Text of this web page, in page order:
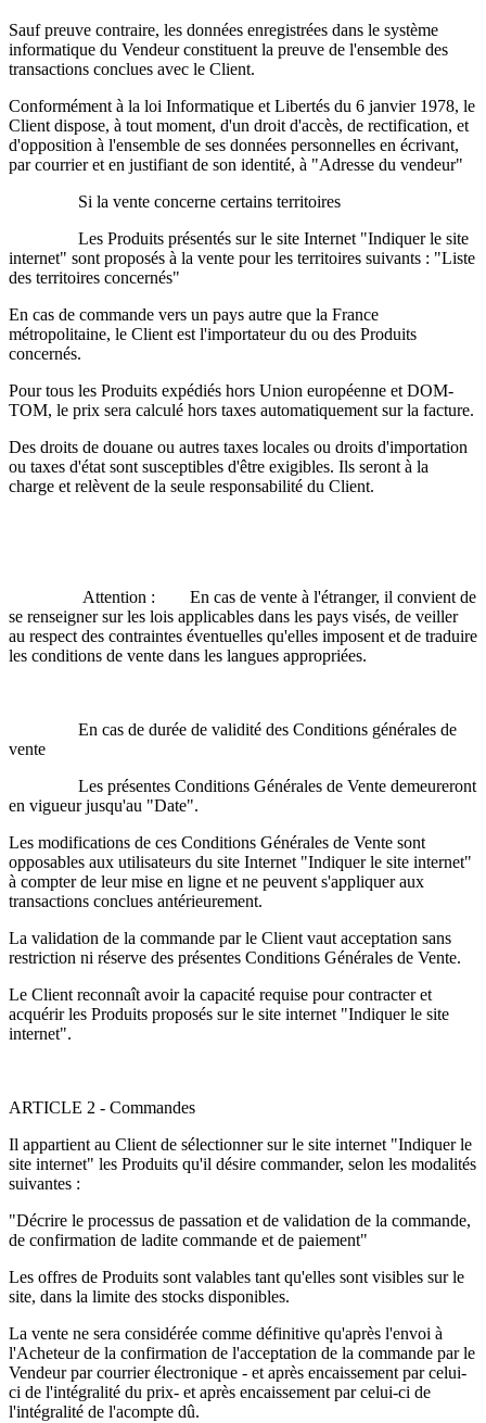
Sauf preuve contraire, les données enregistrées dans le système
informatique du Vendeur constituent la preuve de l'ensemble des
transactions conclues avec le Client.
Conformément à la loi Informatique et Libertés du 6 janvier 1978, le
Client dispose, à tout moment, d'un droit d'accès, de rectification, et
d'opposition à l'ensemble de ses données personnelles en écrivant,
par courrier et en justifiant de son identité, à "Adresse du vendeur"
Si la vente concerne certains territoires
Les Produits présentés sur le site Internet "Indiquer le site
internet" sont proposés à la vente pour les territoires suivants : "Liste
des territoires concernés"
En cas de commande vers un pays autre que la France
métropolitaine, le Client est l'importateur du ou des Produits
concernés.
Pour tous les Produits expédiés hors Union européenne et DOM-
TOM, le prix sera calculé hors taxes automatiquement sur la facture.
Des droits de douane ou autres taxes locales ou droits d'importation
ou taxes d'état sont susceptibles d'être exigibles. Ils seront à la
charge et relèvent de la seule responsabilité du Client.
Attention : En cas de vente à l'étranger, il convient de
se renseigner sur les lois applicables dans les pays visés, de veiller
au respect des contraintes éventuelles qu'elles imposent et de traduire
les conditions de vente dans les langues appropriées.
En cas de durée de validité des Conditions générales de
vente
Les présentes Conditions Générales de Vente demeureront
en vigueur jusqu'au "Date".
Les modifications de ces Conditions Générales de Vente sont
opposables aux utilisateurs du site Internet "Indiquer le site internet"
à compter de leur mise en ligne et ne peuvent s'appliquer aux
transactions conclues antérieurement.
La validation de la commande par le Client vaut acceptation sans
restriction ni réserve des présentes Conditions Générales de Vente.
Le Client reconnaît avoir la capacité requise pour contracter et
acquérir les Produits proposés sur le site internet "Indiquer le site
internet".
ARTICLE 2 - Commandes
Il appartient au Client de sélectionner sur le site internet "Indiquer le
site internet" les Produits qu'il désire commander, selon les modalités
suivantes :
"Décrire le processus de passation et de validation de la commande,
de confirmation de ladite commande et de paiement"
Les offres de Produits sont valables tant qu'elles sont visibles sur le
site, dans la limite des stocks disponibles.
La vente ne sera considérée comme définitive qu'après l'envoi à
l'Acheteur de la confirmation de l'acceptation de la commande par le
Vendeur par courrier électronique - et après encaissement par celui-
ci de l'intégralité du prix- et après encaissement par celui-ci de
l'intégralité de l'acompte dû.